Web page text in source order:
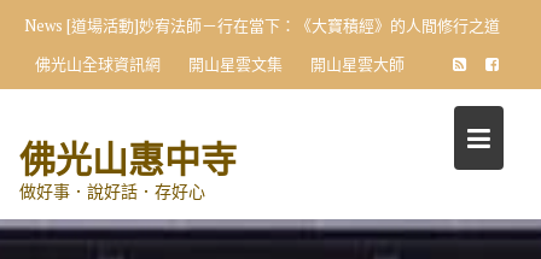
content
News [道場活動]妙宥法師－行在當下：《大寶積經》的人間修行之道
佛光山全球資訊網
開山星雲文集 開山星雲大師
佛光山惠中寺
做好事．說好話．存好心